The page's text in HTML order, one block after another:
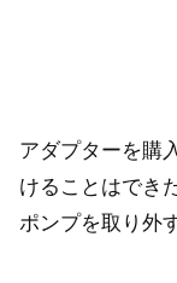
アダプターを購
けることはでき
ポンプを取り外